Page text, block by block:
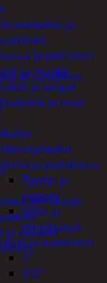
ja
ja polttimet
ja maskit
ja langat
ja tinat
ja puhdistus
Tyynyt ja
paperit
Viilat ja
teräsharjat
ja vääntimet
1"
1/2"
ja tarvikkeet
kemikaalit
ja silikonit